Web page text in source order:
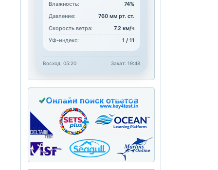
Влажность:
74%
Давление:
760 мм рт. ст.
Скорость ветра:
7.2 км/ч
УФ-индекс:
1 / 11
Восход: 05:20 Закат: 19:48